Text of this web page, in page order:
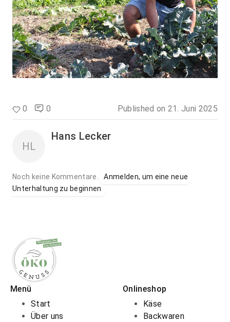
0 0 Published on 21. Juni 2025
HL
Hans Lecker
Noch keine Kommentare.
Anmelden, um eine neue
Unterhaltung zu beginnen
Menü
Start
Über uns
Onlineshop
Käse
Backwaren